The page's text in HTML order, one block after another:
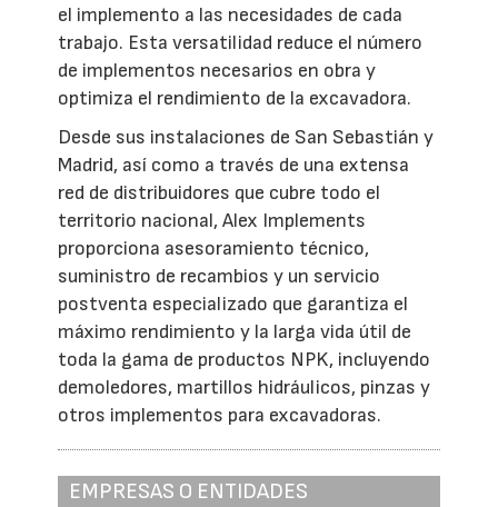
el implemento a las necesidades de cada
trabajo. Esta versatilidad reduce el número
de implementos necesarios en obra y
optimiza el rendimiento de la excavadora.
Desde sus instalaciones de San Sebastián y
Madrid, así como a través de una extensa
red de distribuidores que cubre todo el
territorio nacional, Alex Implements
proporciona asesoramiento técnico,
suministro de recambios y un servicio
postventa especializado que garantiza el
máximo rendimiento y la larga vida útil de
toda la gama de productos NPK, incluyendo
demoledores, martillos hidráulicos, pinzas y
otros implementos para excavadoras.
EMPRESAS O ENTIDADES